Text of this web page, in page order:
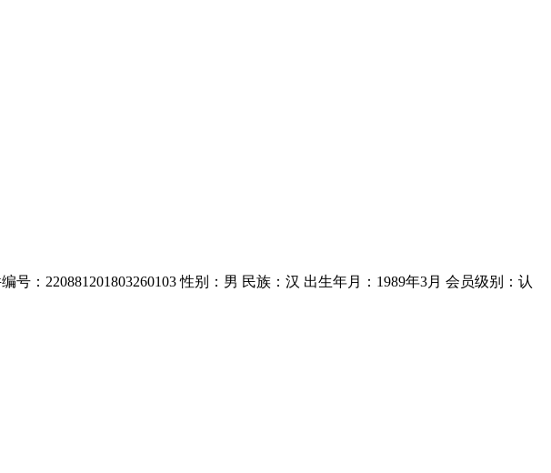
：220881201803260103 性别：男 民族：汉 出生年月：1989年3月 会员级别：认